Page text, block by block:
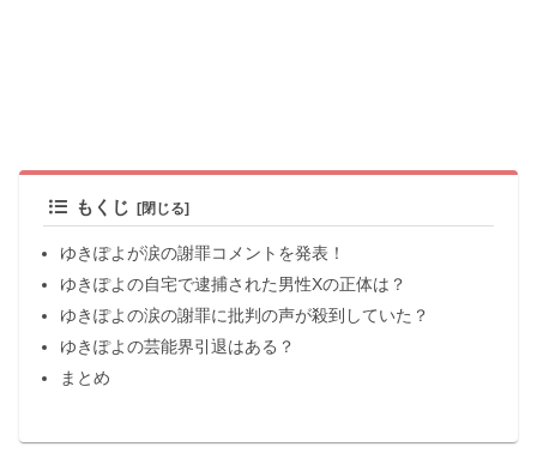
もくじ
ゆきぽよが涙の謝罪コメントを発表！
ゆきぽよの自宅で逮捕された男性Xの正体は？
ゆきぽよの涙の謝罪に批判の声が殺到していた？
ゆきぽよの芸能界引退はある？
まとめ